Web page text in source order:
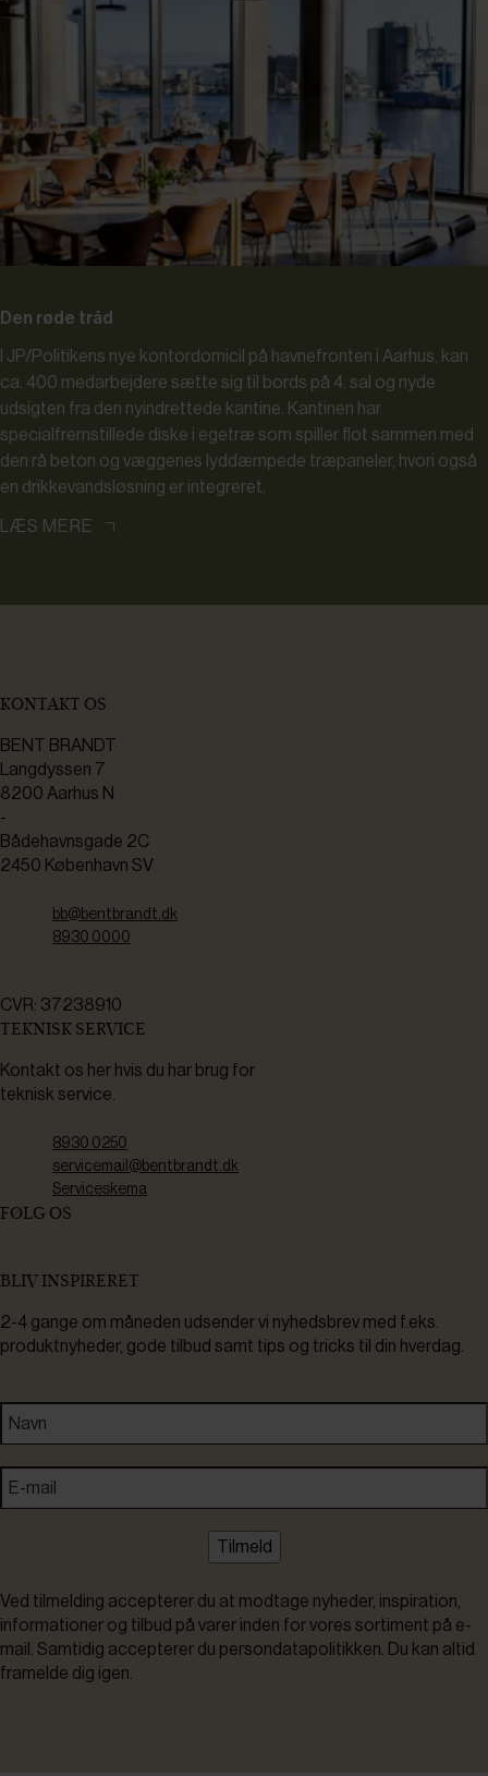
Den røde tråd
I JP/Politikens nye kontordomicil på havnefronten i Aarhus, kan
ca. 400 medarbejdere sætte sig til bords på 4. sal og nyde
udsigten fra den nyindrettede kantine. Kantinen har
specialfremstillede diske i egetræ som spiller flot sammen med
den rå beton og væggenes lyddæmpede træpaneler, hvori også
en drikkevandsløsning er integreret.
LÆS MERE
KONTAKT OS
BENT BRANDT
Langdyssen 7
8200 Aarhus N
-
Bådehavnsgade 2C
2450 København SV
bb@bentbrandt.dk
8930 0000
CVR: 37238910
TEKNISK SERVICE
Kontakt os her hvis du har brug for
teknisk service.
8930 0250
servicemail@bentbrandt.dk
Serviceskema
FØLG OS
BLIV INSPIRERET
2-4 gange om måneden udsender vi nyhedsbrev med f.eks.
produktnyheder, gode tilbud samt tips og tricks til din hverdag.
Tilmeld
Ved tilmelding accepterer du at modtage nyheder, inspiration,
informationer og tilbud på varer inden for vores sortiment på e-
mail. Samtidig accepterer du persondatapolitikken. Du kan altid
framelde dig igen.